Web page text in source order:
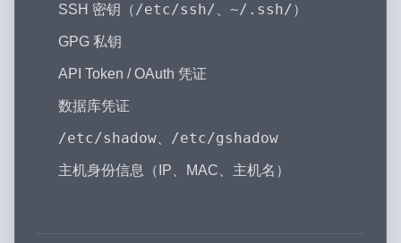
SSH 密钥（/etc/ssh/ ~/.ssh/）
GPG 私钥
API Token / OAuth 凭证
数据库凭证
/etc/shadow /etc/gshadow
主机身份信息（IP、MAC、主机名）